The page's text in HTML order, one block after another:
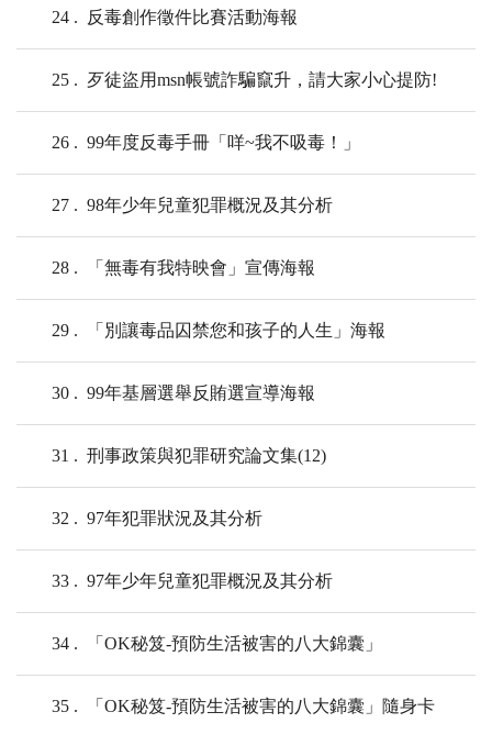
24 反毒創作徵件比賽活動海報
25 歹徒盜用msn帳號詐騙竄升，請大家小心提防!
26 99年度反毒手冊「咩~我不吸毒！」
27 98年少年兒童犯罪概況及其分析
28 「無毒有我特映會」宣傳海報
29 「別讓毒品囚禁您和孩子的人生」海報
30 99年基層選舉反賄選宣導海報
31 刑事政策與犯罪研究論文集(12)
32 97年犯罪狀況及其分析
33 97年少年兒童犯罪概況及其分析
34 「OK秘笈-預防生活被害的八大錦囊」
35 「OK秘笈-預防生活被害的八大錦囊」隨身卡